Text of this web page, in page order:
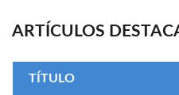
ARTÍCULOS
TÍTULO